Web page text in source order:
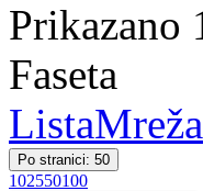
Prikazano
Faseta
ListaMreža
Po stranici: 50
102550100